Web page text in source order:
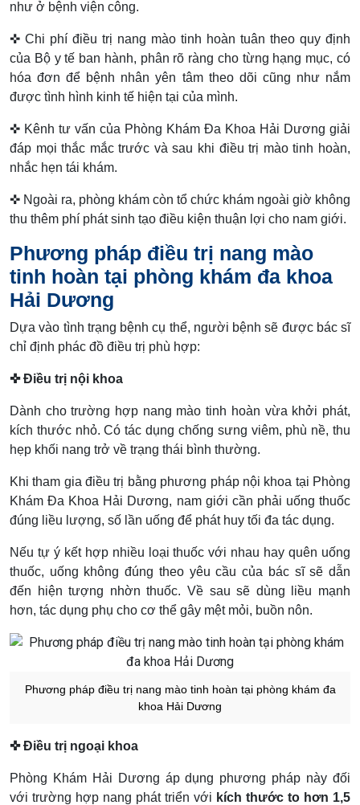
như ở bệnh viện công.
✜ Chi phí điều trị nang mào tinh hoàn tuân theo quy định
của Bộ y tế ban hành, phân rõ ràng cho từng hạng mục, có
hóa đơn để bệnh nhân yên tâm theo dõi cũng như nắm
được tình hình kinh tế hiện tại của mình.
✜ Kênh tư vấn của Phòng Khám Đa Khoa Hải Dương giải
đáp mọi thắc mắc trước và sau khi điều trị mào tinh hoàn,
nhắc hẹn tái khám.
✜ Ngoài ra, phòng khám còn tổ chức khám ngoài giờ không
thu thêm phí phát sinh tạo điều kiện thuận lợi cho nam giới.
Phương pháp điều trị nang mào
tinh hoàn tại phòng khám đa khoa
Hải Dương
Dựa vào tình trạng bệnh cụ thể, người bệnh sẽ được bác sĩ
chỉ định phác đồ điều trị phù hợp:
✜ Điều trị nội khoa
Dành cho trường hợp nang mào tinh hoàn vừa khởi phát,
kích thước nhỏ. Có tác dụng chống sưng viêm, phù nề, thu
hẹp khối nang trở về trạng thái bình thường.
Khi tham gia điều trị bằng phương pháp nội khoa tại Phòng
Khám Đa Khoa Hải Dương, nam giới cần phải uống thuốc
đúng liều lượng, số lần uống để phát huy tối đa tác dụng.
Nếu tự ý kết hợp nhiều loại thuốc với nhau hay quên uống
thuốc, uống không đúng theo yêu cầu của bác sĩ sẽ dẫn
đến hiện tượng nhờn thuốc. Về sau sẽ dùng liều mạnh
hơn, tác dụng phụ cho cơ thể gây mệt mỏi, buồn nôn.
Phương pháp điều trị nang mào tinh hoàn tại phòng khám đa
khoa Hải Dương
✜ Điều trị ngoại khoa
Phòng Khám Hải Dương áp dụng phương pháp này đối
với trường hợp nang phát triển với kích thước to hơn 1,5